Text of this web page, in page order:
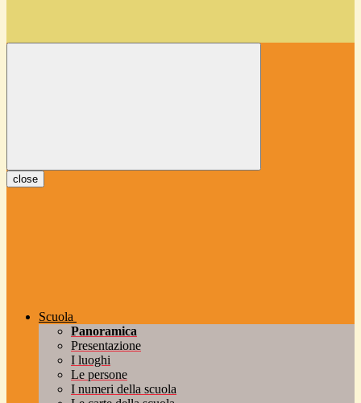
close
Scuola
Panoramica
Presentazione
I luoghi
Le persone
I numeri della scuola